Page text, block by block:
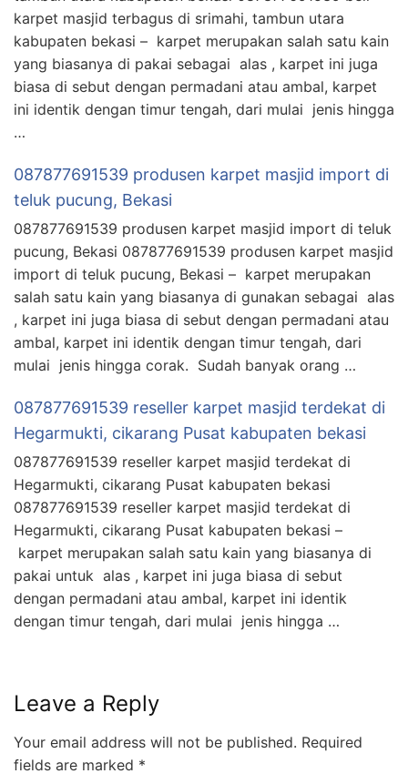
karpet masjid terbagus di srimahi, tambun utara
kabupaten bekasi – karpet merupakan salah satu kain
yang biasanya di pakai sebagai alas , karpet ini juga
biasa di sebut dengan permadani atau ambal, karpet
ini identik dengan timur tengah, dari mulai jenis hingga
…
087877691539 produsen karpet masjid import di
teluk pucung, Bekasi
087877691539 produsen karpet masjid import di teluk
pucung, Bekasi 087877691539 produsen karpet masjid
import di teluk pucung, Bekasi – karpet merupakan
salah satu kain yang biasanya di gunakan sebagai alas
, karpet ini juga biasa di sebut dengan permadani atau
ambal, karpet ini identik dengan timur tengah, dari
mulai jenis hingga corak. Sudah banyak orang …
087877691539 reseller karpet masjid terdekat di
Hegarmukti, cikarang Pusat kabupaten bekasi
087877691539 reseller karpet masjid terdekat di
Hegarmukti, cikarang Pusat kabupaten bekasi
087877691539 reseller karpet masjid terdekat di
Hegarmukti, cikarang Pusat kabupaten bekasi –
karpet merupakan salah satu kain yang biasanya di
pakai untuk alas , karpet ini juga biasa di sebut
dengan permadani atau ambal, karpet ini identik
dengan timur tengah, dari mulai jenis hingga …
Leave a Reply
Your email address will not be published. Required
fields are marked *